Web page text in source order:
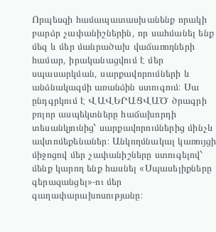
Որպեսզի համապատասխանենք որակի
բարձր չափանիշներին, որ սահմանել ենք
մեզ և մեր մանրածախ վաճառողների
համար, իրականացվում է մեր
սպասարկման, սարքավորումների և
անձնակազմի առանձին ստուգում: Սա
ընդգրկում է ՎԱՎԵՐԱՑՎԱԾ ծրագրի
բոլոր ասպեկտները հաճախորդի
տեսանկյունից՝ սարքավորումներից մինչև
ավտոմեքենաներ: Անկողմնակալ կառույցի
միջոցով մեր չափանիշները ստուգելով՝
մենք կարող ենք հասնել «Սպասելիքները
գերազանցել»-ու մեր
գաղափարախոսությանը: